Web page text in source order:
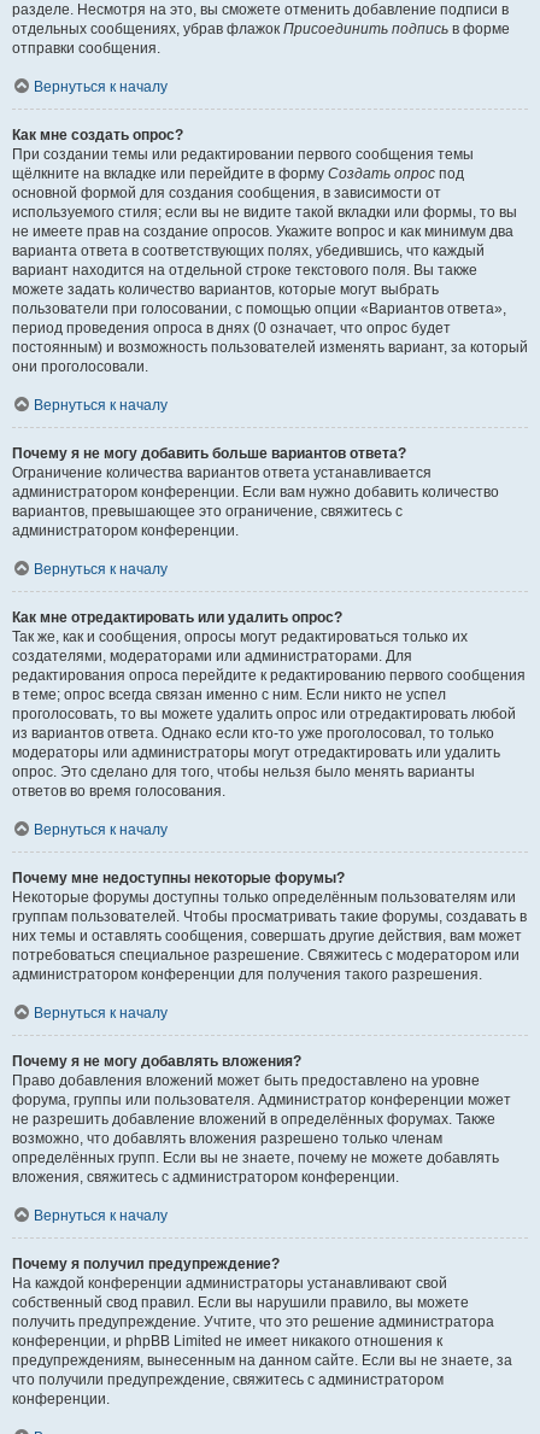
разделе. Несмотря на это, вы сможете отменить добавление подписи в
отдельных сообщениях, убрав флажок Присоединить подпись в форме
отправки сообщения.
Вернуться к началу
Как мне создать опрос?
При создании темы или редактировании первого сообщения темы
щёлкните на вкладке или перейдите в форму Создать опрос под
основной формой для создания сообщения, в зависимости от
используемого стиля; если вы не видите такой вкладки или формы, то вы
не имеете прав на создание опросов. Укажите вопрос и как минимум два
варианта ответа в соответствующих полях, убедившись, что каждый
вариант находится на отдельной строке текстового поля. Вы также
можете задать количество вариантов, которые могут выбрать
пользователи при голосовании, с помощью опции «Вариантов ответа»,
период проведения опроса в днях (0 означает, что опрос будет
постоянным) и возможность пользователей изменять вариант, за который
они проголосовали.
Вернуться к началу
Почему я не могу добавить больше вариантов ответа?
Ограничение количества вариантов ответа устанавливается
администратором конференции. Если вам нужно добавить количество
вариантов, превышающее это ограничение, свяжитесь с
администратором конференции.
Вернуться к началу
Как мне отредактировать или удалить опрос?
Так же, как и сообщения, опросы могут редактироваться только их
создателями, модераторами или администраторами. Для
редактирования опроса перейдите к редактированию первого сообщения
в теме; опрос всегда связан именно с ним. Если никто не успел
проголосовать, то вы можете удалить опрос или отредактировать любой
из вариантов ответа. Однако если кто-то уже проголосовал, то только
модераторы или администраторы могут отредактировать или удалить
опрос. Это сделано для того, чтобы нельзя было менять варианты
ответов во время голосования.
Вернуться к началу
Почему мне недоступны некоторые форумы?
Некоторые форумы доступны только определённым пользователям или
группам пользователей. Чтобы просматривать такие форумы, создавать в
них темы и оставлять сообщения, совершать другие действия, вам может
потребоваться специальное разрешение. Свяжитесь с модератором или
администратором конференции для получения такого разрешения.
Вернуться к началу
Почему я не могу добавлять вложения?
Право добавления вложений может быть предоставлено на уровне
форума, группы или пользователя. Администратор конференции может
не разрешить добавление вложений в определённых форумах. Также
возможно, что добавлять вложения разрешено только членам
определённых групп. Если вы не знаете, почему не можете добавлять
вложения, свяжитесь с администратором конференции.
Вернуться к началу
Почему я получил предупреждение?
На каждой конференции администраторы устанавливают свой
собственный свод правил. Если вы нарушили правило, вы можете
получить предупреждение. Учтите, что это решение администратора
конференции, и phpBB Limited не имеет никакого отношения к
предупреждениям, вынесенным на данном сайте. Если вы не знаете, за
что получили предупреждение, свяжитесь с администратором
конференции.